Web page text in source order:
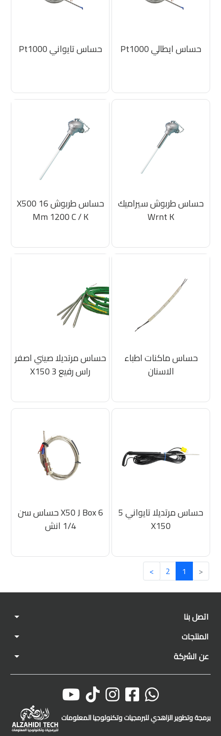
حساس ايطالي Pt1000 حساس تايواني Pt1000
حساس طربوش سيراميك
Wrnt K
حساس طربوش 16 X500
Mm 1200 C / K
حساس ماكنات اطباء
الاسنان
حساس مرتديلا صيني اصفر
راس رفيع 3 X150
حساس مرتديلا تايواني 5
X150
6 X50 J Box حساس سن
1/4 انش
<
1
2
>
اتصل بنا
المنتجات
عن الشركة
برمجة وتطوير الزاهدي للبرمجيات وتكنولوجيا المعلومات